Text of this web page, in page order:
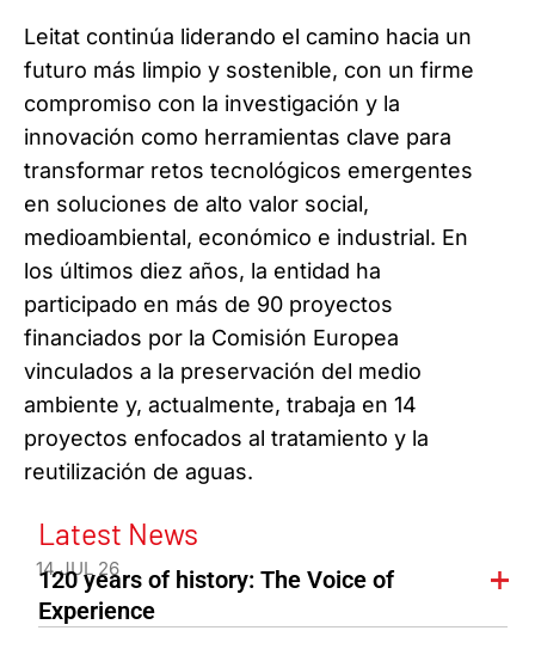
Leitat continúa liderando el camino hacia un
futuro más limpio y sostenible, con un firme
compromiso con la investigación y la
innovación como herramientas clave para
transformar retos tecnológicos emergentes
en soluciones de alto valor social,
medioambiental, económico e industrial. En
los últimos diez años, la entidad ha
participado en más de 90 proyectos
financiados por la Comisión Europea
vinculados a la preservación del medio
ambiente y, actualmente, trabaja en 14
proyectos enfocados al tratamiento y la
reutilización de aguas.
Latest News
14 JUL 26
120 years of history: The Voice of
Experience